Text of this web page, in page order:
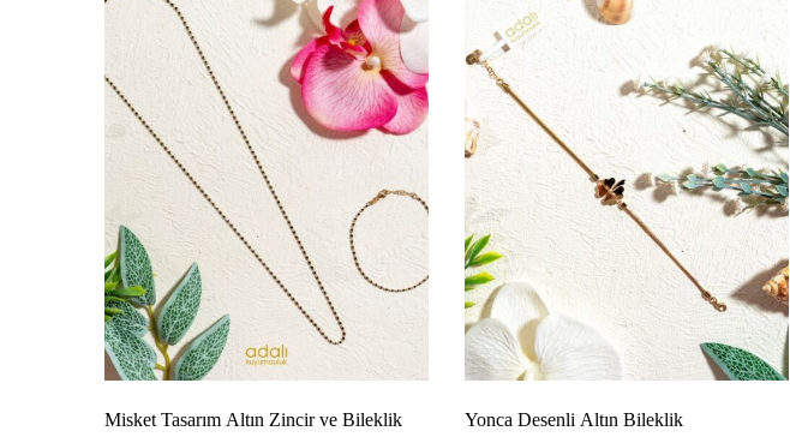
Misket Tasarım Altın Zincir ve Bileklik
Yonca Desenli Altın Bileklik